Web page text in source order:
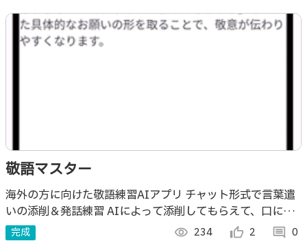
敬語マスター
海外の方に向けた敬語練習AIアプリ チャット形式で言葉遣
いの添削＆発話練習 AIによって添削してもらえて、口に出
すから定着しやすい
完成 visibility 234 thumb_up_alt 2 comment 0